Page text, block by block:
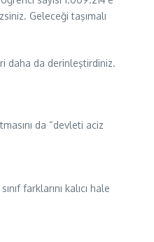
Geleceği taşımalı
daha da derinleştirdiniz.
da “devleti aciz
farklarını kalıcı hale